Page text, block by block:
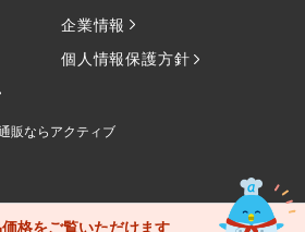
格をご覧いただけます
企業情報
個人情報保護方針
販ならアクティブ